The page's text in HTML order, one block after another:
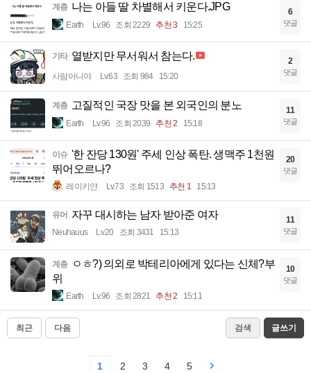
계층 나는 아들 딸 차별해서 키운다.JPG
Earth Lv.96 조회 2229 추천 3 15:25
6
댓글
기타 열받지만 무서워서 참는다.
사람아니야 Lv.63 조회 984 15:20
2
댓글
계층 고질적인 국장 맛을 본 외국인의 분노
Earth Lv.96 조회 2039 추천 2 15:18
11
댓글
이슈 '한 잔당 130원' 주세 인상 폭탄. 생맥주 1천원
뛰어오르나?
레이키얀 Lv.73 조회 1513 추천 1 15:13
20
댓글
유머 자꾸 대시하는 남자 받아준 여자
Neuhauus Lv.20 조회 3431 15:13
11
댓글
계층
ㅇㅎ?) 의외로 박테리아에게 있다는 신체?부
위
Earth Lv.96 조회 2821 추천 2 15:11
10
댓글
최근 다음 검색 글쓰기
1 2 3 4 5